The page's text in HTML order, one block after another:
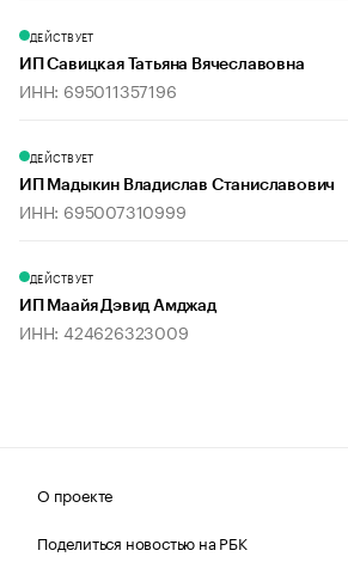
ДЕЙСТВУЕТ
ИП Савицкая Татьяна Вячеславовна
ИНН: 695011357196
ДЕЙСТВУЕТ
ИП Мадыкин Владислав Станиславович
ИНН: 695007310999
ДЕЙСТВУЕТ
ИП Маайя Дэвид Амджад
ИНН: 424626323009
О проекте
Поделиться новостью на РБК